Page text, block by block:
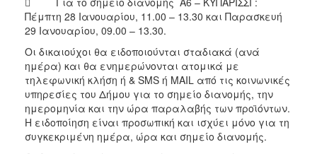
Πέμπτη 28 Ιανουαρίου, 11.00 – 13.30 και Παρασκευή
29 Ιανουαρίου, 09.00 – 13.30.
Οι δικαιούχοι θα ειδοποιούνται σταδιακά (ανά
ημέρα) και θα ενημερώνονται ατομικά με
τηλεφωνική κλήση ή & SMS ή MAIL από τις κοινωνικές
υπηρεσίες του Δήμου για το σημείο διανομής, την
ημερομηνία και την ώρα παραλαβής των προϊόντων.
Η ειδοποίηση είναι προσωπική και ισχύει μόνο για τη
συγκεκριμένη ημέρα, ώρα και σημείο διανομής.